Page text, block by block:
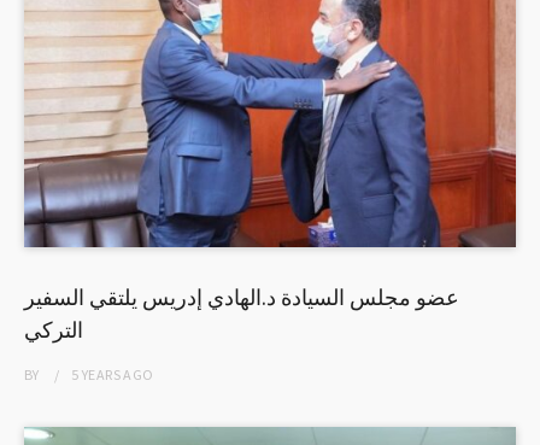
عضو مجلس السيادة د.الهادي إدريس يلتقي السفير
التركي
BY 5 YEARSAGO